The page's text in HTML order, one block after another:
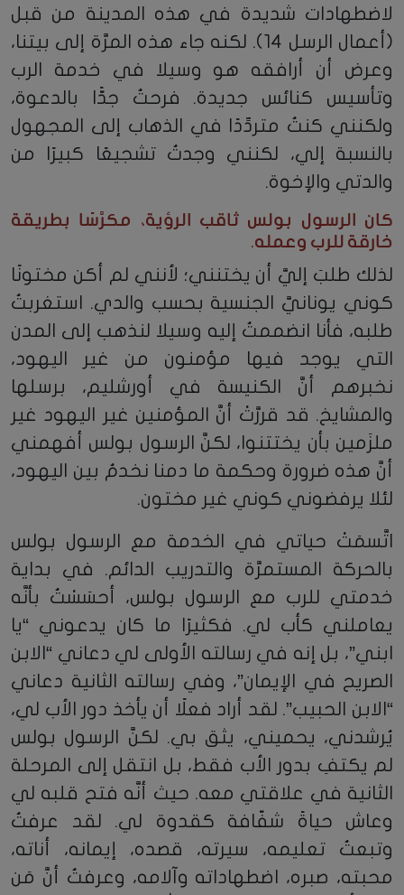
لاضطهادات شديدة في هذه المدينة من قبل
(أعمال الرسل 14). لكنه جاء هذه المرَّة إلى بيتنا،
وعرض أن أرافقه هو وسيلا في خدمة الرب
وتأسيس كنائس جديدة. فرحتُ جدًّا بالدعوة،
ولكنني كنتُ متردِّدًا في الذهاب إلى المجهول
بالنسبة إلي، لكنني وجدتُ تشجيعًا كبيرًا من
والدتي والإخوة.
كان الرسول بولس ثاقب الرؤية، مكرَّسًا بطريقة
خارقة للرب وعمله.
لذلك طلبَ إليَّ أن يختنني؛ لأنني لم أكن مختونًا
كوني يونانيَّ الجنسية بحسب والدي. استغربتُ
طلبه، فأنا انضممتُ إليه وسيلا لنذهب إلى المدن
التي يوجد فيها مؤمنون من غير اليهود،
نخبرهم أنَّ الكنيسة في أورشليم، برسلها
والمشايخ. قد قررَّتْ أنَّ المؤمنين غير اليهود غير
ملزَمين بأن يختتنوا، لكنَّ الرسول بولس أفهمني
أنَّ هذه ضرورة وحكمة ما دمنا نخدمُ بين اليهود،
لئلا يرفضوني كوني غير مختون.
اتَّسمَتْ حياتي في الخدمة مع الرسول بولس
بالحركة المستمرَّة والتدريب الدائم. في بداية
خدمتي للرب مع الرسول بولس، أحسَسْتُ بأنَّه
يعاملني كأب لي. فكثيرًا ما كان يدعوني “يا
ابني”، بل إنه في رسالته الأولى لي دعاني “الابن
الصريح في الإيمان”، وفي رسالته الثانية دعاني
“الابن الحبيب”. لقد أراد فعلًا أن يأخذ دور الأب لي،
يُرشدني، يحميني، يثق بي. لكنَّ الرسول بولس
لم يكتفِ بدور الأب فقط، بل انتقل إلى المرحلة
الثانية في علاقتي معه. حيث أنَّه فتح قلبه لي
وعاش حياةً شفّافة كقدوة لي. لقد عرفتُ
وتبعتُ تعليمه، سيرته، قصده، إيمانه، أناته،
محبته، صبره، اضطهاداته وآلامه، وعرفتُ أنَّ مَن